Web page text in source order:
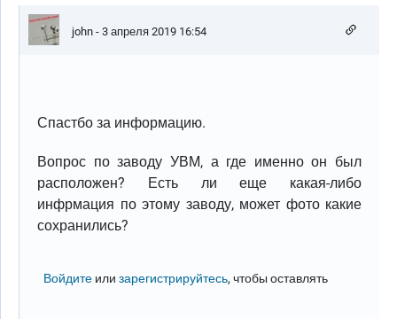
john - 3 апреля 2019 16:54
Спастбо за информацию.
Вопрос по заводу УВМ, а где именно он был
расположен? Есть ли еще какая-либо
инфрмация по этому заводу, может фото какие
сохранились?
Войдите илизарегистрируйтесь, чтобы оставлять